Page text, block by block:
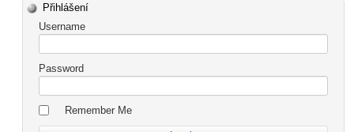
Přihlášení
Username
Password
Remember Me